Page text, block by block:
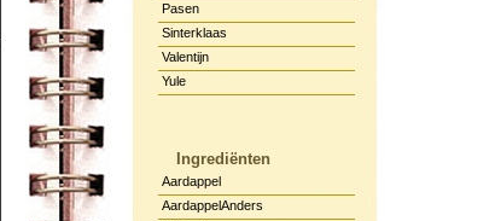
Pasen
Sinterklaas
Valentijn
Yule
Ingrediënten
Aardappel
AardappelAnders